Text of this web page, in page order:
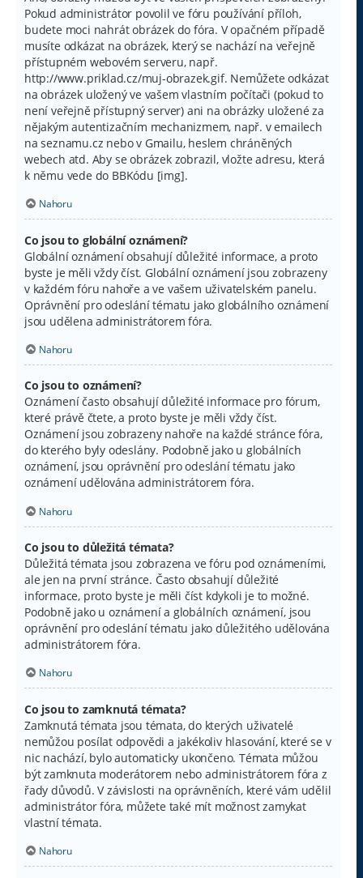
Pokud administrátor povolil ve fóru používání příloh,
budete moci nahrát obrázek do fóra. V opačném případě
musíte odkázat na obrázek, který se nachází na veřejně
přístupném webovém serveru, např.
http://www.priklad.cz/muj-obrazek.gif. Nemůžete odkázat
na obrázek uložený ve vašem vlastním počítači (pokud to
není veřejně přístupný server) ani na obrázky uložené za
nějakým autentizačním mechanizmem, např. v emailech
na seznamu.cz nebo v Gmailu, heslem chráněných
webech atd. Aby se obrázek zobrazil, vložte adresu, která
k němu vede do BBKódu [img].
Nahoru
Co jsou to globální oznámení?
Globální oznámení obsahují důležité informace, a proto
byste je měli vždy číst. Globální oznámení jsou zobrazeny
v každém fóru nahoře a ve vašem uživatelském panelu.
Oprávnění pro odeslání tématu jako globálního oznámení
jsou udělena administrátorem fóra.
Nahoru
Co jsou to oznámení?
Oznámení často obsahují důležité informace pro fórum,
které právě čtete, a proto byste je měli vždy číst.
Oznámení jsou zobrazeny nahoře na každé stránce fóra,
do kterého byly odeslány. Podobně jako u globálních
oznámení, jsou oprávnění pro odeslání tématu jako
oznámení udělována administrátorem fóra.
Nahoru
Co jsou to důležitá témata?
Důležitá témata jsou zobrazena ve fóru pod oznámeními,
ale jen na první stránce. Často obsahují důležité
informace, proto byste je měli číst kdykoli je to možné.
Podobně jako u oznámení a globálních oznámení, jsou
oprávnění pro odeslání tématu jako důležitého udělována
administrátorem fóra.
Nahoru
Co jsou to zamknutá témata?
Zamknutá témata jsou témata, do kterých uživatelé
nemůžou posílat odpovědi a jakékoliv hlasování, které se v
nic nachází, bylo automaticky ukončeno. Témata můžou
být zamknuta moderátorem nebo administrátorem fóra z
řady důvodů. V závislosti na oprávněních, které vám udělil
administrátor fóra, můžete také mít možnost zamykat
vlastní témata.
Nahoru